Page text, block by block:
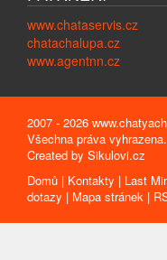
www.chataservis.cz
chatachalupa.cz
www.agentnn.cz
2007 - 2026
Všechna práva vyhrazena.
Created by Sikulovi.cz
Domů | Kontakty | Last
dotazy | Mapa stránek |